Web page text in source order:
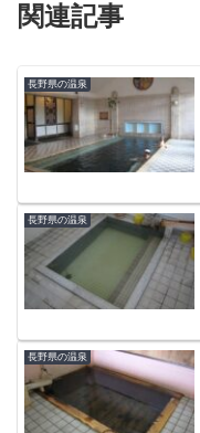
関連記事
長野県の温泉
長野県の温泉
長野県の温泉